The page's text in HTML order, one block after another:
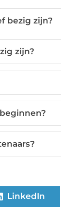
bezig zijn?
zijn?
LinkedIn